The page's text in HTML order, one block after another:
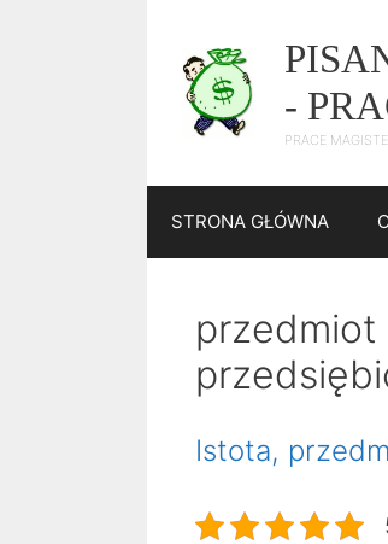
-
PRACE
STRONA GŁÓWNA
przedmiot
Istota,